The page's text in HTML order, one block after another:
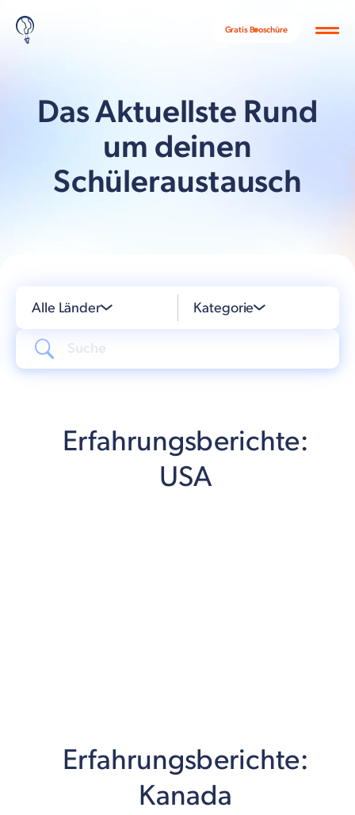
Gratis Broschüre
Das Aktuellste Rund
um deinen
Schüleraustausch
Alle Länder Kategorie
Erfahrungsberichte:
USA
Erfahrungsberichte:
Kanada